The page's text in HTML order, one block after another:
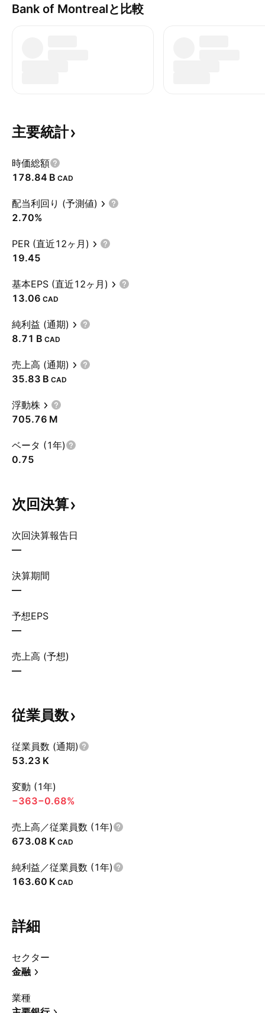
Bank of Montrealと比較
主要統計
時価総額
‪178.84 B‬ CAD
配当利回り (予測値)
2.70%
PER (直近12ヶ月)
19.45
基本EPS (直近12ヶ月)
13.06 CAD
純利益 (通期)
‪8.71 B‬ CAD
売上高 (通期)
‪35.83 B‬ CAD
浮動株
‪705.76 M‬
ベータ (1年)
0.75
次回決算
次回決算報告日
—
決算期間
—
予想EPS
—
売上高 (予想)
—
従業員数
従業員数 (通期)
‪53.23 K‬
変動 (1年)
−363−0.68%
売上高／従業員数 (1年)
‪673.08 K‬ CAD
純利益／従業員数 (1年)
‪163.60 K‬ CAD
詳細
セクター
金融
業種